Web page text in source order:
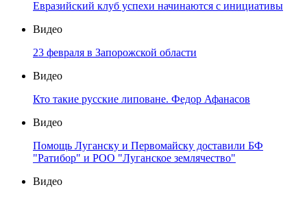
Евразийский клуб успехи начинаются с инициативы
Видео
23 февраля в Запорожской области
Видео
Кто такие русские липоване. Федор Афанасов
Видео
Помощь Луганску и Первомайску доставили БФ
"Ратибор" и РОО "Луганское землячество"
Видео